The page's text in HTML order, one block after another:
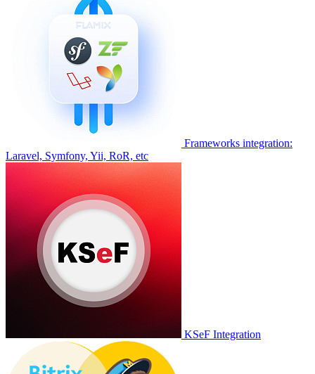
Frameworks integration:
Laravel, Symfony, Yii, RoR, etc
KSeF Integration